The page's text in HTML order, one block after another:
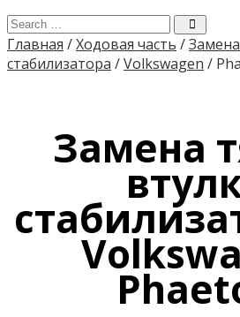
Главная /Ходовая часть /
стабилизатора /Volkswagen /
Замена